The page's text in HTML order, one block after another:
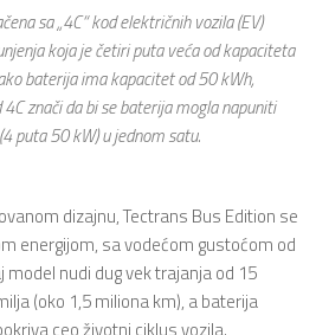
sa „4C“ kod električnih vozila (EV)
koja je četiri puta veća od kapaciteta
baterija ima kapacitet od 50 kWh,
znači da bi se baterija mogla napuniti
puta 50 kW) u jednom satu.
dizajnu, Tectrans Bus Edition se
energijom, sa vodećom gustoćom od
model nudi dug vek trajanja od 15
(oko 1,5 miliona km), a baterija
ceo životni ciklus vozila.